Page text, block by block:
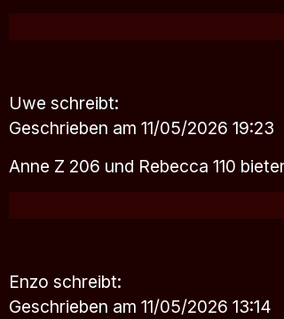
Uwe schreibt:
Geschrieben am 11/05/2026 19:23
Anne Z 206 und Rebecca 110
Enzo schreibt:
Geschrieben am 11/05/2026 13:14